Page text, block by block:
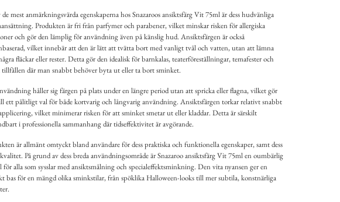
de mest anmärkningsvärda egenskaperna hos Snazaroos ansiktsfärg Vit 75ml är dess hudvänliga
Produkten är fri från parfymer och parabener, vilket minskar risken för allergiska
och gör den lämplig för användning även på känslig hud. Ansiktsfärgen är också
vilket innebär att den är lätt att tvätta bort med vanligt tvål och vatten, utan att lämna
fläckar eller rester. Detta gör den idealisk för barnkalas, teaterföreställningar, temafester och
tillfällen där man snabbt behöver byta ut eller ta bort sminket.
håller sig färgen på plats under en längre period utan att spricka eller flagna, vilket gör
ett pålitligt val för både kortvarig och långvarig användning. Ansiktsfärgen torkar relativt snabbt
vilket minimerar risken för att sminket smetar ut eller kladdar. Detta är särskilt
i professionella sammanhang där tidseffektivitet är avgörande.
är allmänt omtyckt bland användare för dess praktiska och funktionella egenskaper, samt dess
På grund av dess breda användningsområde är Snazaroo ansiktsfärg Vit 75ml en oumbärlig
för alla som sysslar med ansiktsmålning och specialeffektsminkning. Den vita nyansen ger en
bas för en mängd olika sminkstilar, från spöklika Halloween-looks till mer subtila, konstnärliga